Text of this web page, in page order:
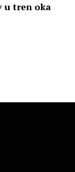
u tren oka